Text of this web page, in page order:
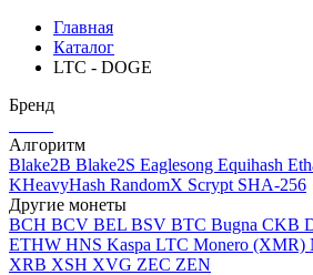
Главная
Каталог
LTC - DOGE
Бренд
Алгоритм
Blake2B Blake2S Eaglesong Equihash
KHeavyHash RandomX Scrypt SHA-256
Другие монеты
BCH BCV BEL BSV BTC Bugna CKB
ETHW HNS Kaspa LTC Monero (XMR)
XRB XSH XVG ZEC ZEN